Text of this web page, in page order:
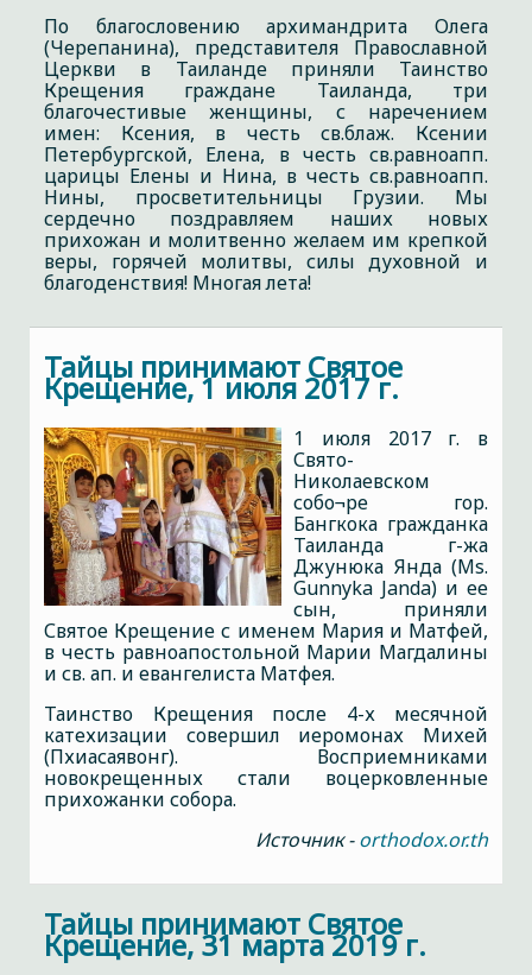
По благословению архимандрита Олега
(Черепанина), представителя Православной
Церкви в Таиланде приняли Таинство
Крещения граждане Таиланда, три
благочестивые женщины, с наречением
имен: Ксения, в честь св.блаж. Ксении
Петербургской, Елена, в честь св.равноапп.
царицы Елены и Нина, в честь св.равноапп.
Нины, просветительницы Грузии. Мы
сердечно поздравляем наших новых
прихожан и молитвенно желаем им крепкой
веры, горячей молитвы, силы духовной и
благоденствия! Многая лета!
Тайцы принимают Святое
Крещение, 1 июля 2017 г.
1 июля 2017 г. в
Свято-
Николаевском
собо¬ре гор.
Бангкока гражданка
Таиланда г-жа
Джунюка Янда (Ms.
Gunnyka Janda) и ее
сын, приняли
Святое Крещение с именем Мария и Матфей,
в честь равноапостольной Марии Магдалины
и св. ап. и евангелиста Матфея.
Таинство Крещения после 4-х месячной
катехизации совершил иеромонах Михей
(Пхиасаявонг). Восприемниками
новокрещенных стали воцерковленные
прихожанки собора.
Источник -orthodox.or.th
Тайцы принимают Святое
Крещение, 31 марта 2019 г.